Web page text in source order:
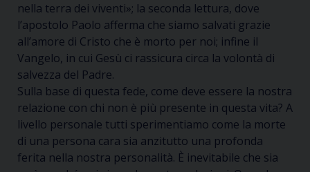
nella terra dei viventi»; la seconda lettura, dove
l’apostolo Paolo afferma che siamo salvati grazie
all’amore di Cristo che è morto per noi; infine il
Vangelo, in cui Gesù ci rassicura circa la volontà di
salvezza del Padre.
Sulla base di questa fede, come deve essere la nostra
relazione con chi non è più presente in questa vita? A
livello personale tutti sperimentiamo come la morte
di una persona cara sia anzitutto una profonda
ferita nella nostra personalità. È inevitabile che sia